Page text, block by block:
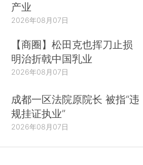
产业
2026年08月07日
【商圈】松田克也挥刀止损
明治折戟中国乳业
2026年08月07日
成都一区法院原院长 被指“违
规挂证执业”
2026年08月07日